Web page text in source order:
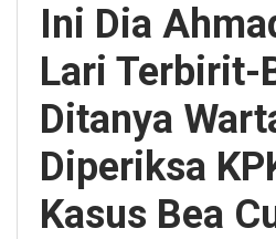
Ini Dia
Lari Terbirit-
Ditanya
Diperiksa
Kasus Bea